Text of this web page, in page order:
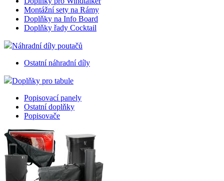
Montážní sety na Rámy
Doplňky na Info Board
Doplňky řady Cocktail
Náhradní díly poutačů
Ostatní náhradní díly
Doplňky pro tabule
Popisovací panely
Ostatní doplňky
Popisovače